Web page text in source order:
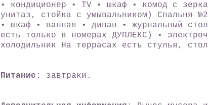
• кондиционер • TV • шкаф • комод с
унитаз, cтойка с умывальником) Спальня
• шкаф • ванная • диван • журнальный
есть только в номерах ДУПЛЕКС) •
холодильник На террасах есть стулья,
Питание : завтраки.